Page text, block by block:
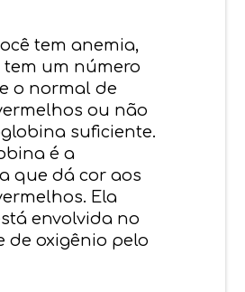
tem anemia,
tem um número
o normal de
ou não
suficiente.
é a
que dá cor aos
Ela
envolvida no
de oxigênio pelo